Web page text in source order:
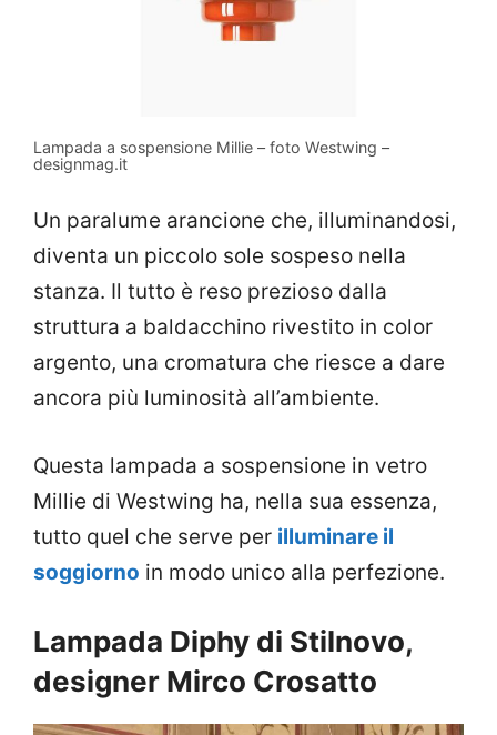
Lampada a sospensione Millie – foto Westwing –
designmag.it
Un paralume arancione che, illuminandosi,
diventa un piccolo sole sospeso nella
stanza. Il tutto è reso prezioso dalla
struttura a baldacchino rivestito in color
argento, una cromatura che riesce a dare
ancora più luminosità all’ambiente.
Questa lampada a sospensione in vetro
Millie di Westwing ha, nella sua essenza,
tutto quel che serve per illuminare il
soggiorno in modo unico alla perfezione.
Lampada Diphy di Stilnovo,
designer Mirco Crosatto